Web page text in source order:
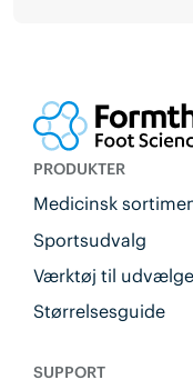
PRODUKTER
Medicinsk
Sportsudvalg
Værktøj til
Størrelsesguide
SUPPORT